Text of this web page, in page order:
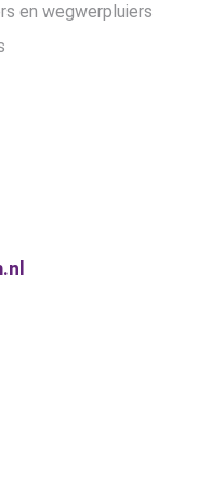
en wegwerpluiers